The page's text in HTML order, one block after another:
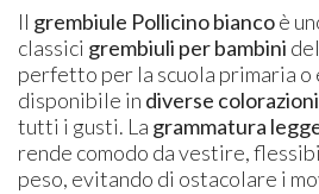
Il grembiule Pollicino biancoè
classici grembiuli per bambini
perfetto per la scuola primaria o
disponibile in diverse colorazioni
tutti i gusti. La grammatura
rende comodo da vestire,
peso, evitando di ostacolare i